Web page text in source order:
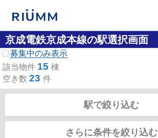
京成電鉄京成本線の駅選択画面
募集中のみ表示
該当物件 15 棟
空き数 23 件
駅で絞り込む
さらに条件を絞り込む